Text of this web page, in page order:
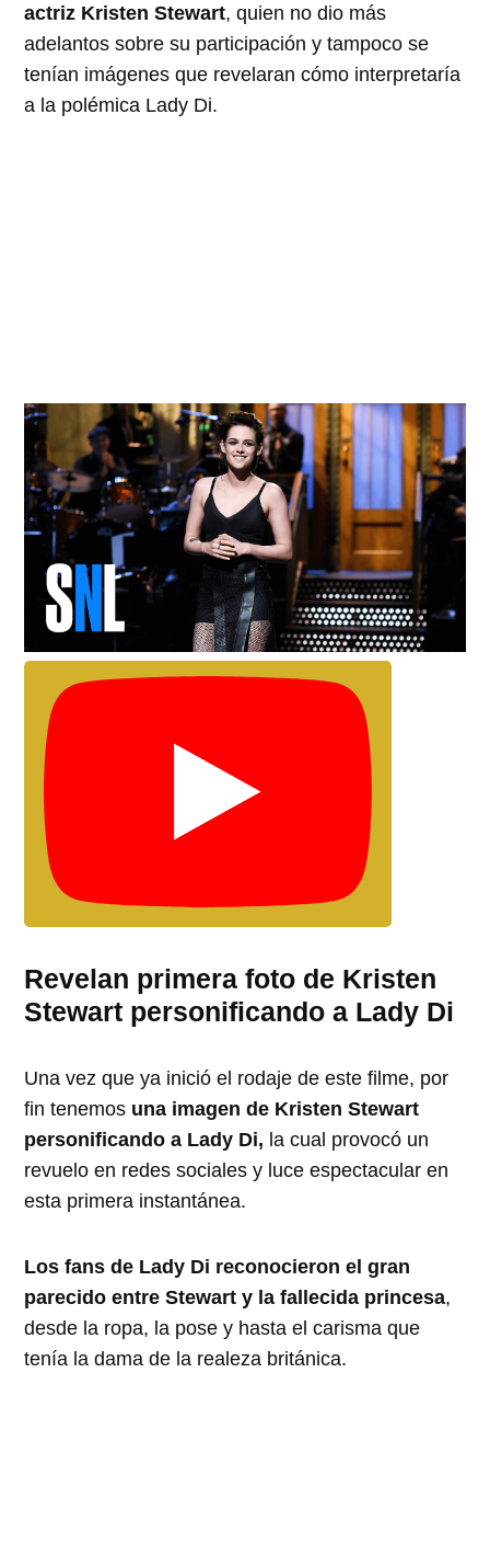
actriz Kristen Stewart, quien no dio más
adelantos sobre su participación y tampoco se
tenían imágenes que revelaran cómo interpretaría
a la polémica Lady Di.
Revelan primera foto de Kristen
Stewart personificando a Lady Di
Una vez que ya inició el rodaje de este filme, por
fin tenemos una imagen de Kristen Stewart
personificando a Lady Di, la cual provocó un
revuelo en redes sociales y luce espectacular en
esta primera instantánea.
Los fans de Lady Di reconocieron el gran
parecido entre Stewart y la fallecida princesa,
desde la ropa, la pose y hasta el carisma que
tenía la dama de la realeza británica.